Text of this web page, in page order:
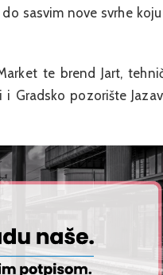
sasvim nove svrhe
te brend Jart,
Gradsko pozorište